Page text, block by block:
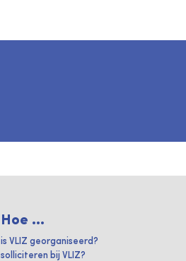
Hoe ...
is VLIZ georganiseerd?
solliciteren bij VLIZ?